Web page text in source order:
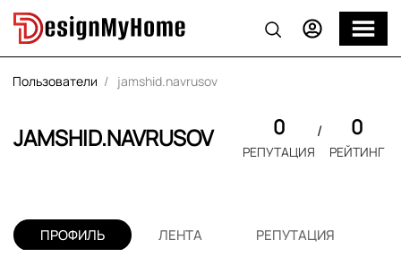
Пользователи jamshid.navrusov
JAMSHID.NAVRUSOV 0
РЕПУТАЦИЯ
0
РЕЙТИНГ
ПРОФИЛЬ ЛЕНТА РЕПУТАЦИЯ